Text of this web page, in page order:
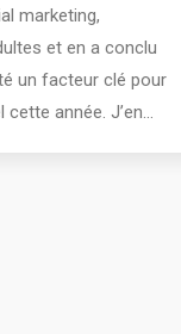
marketing,
et en a conclu
un facteur clé pour
cette année. J’en…